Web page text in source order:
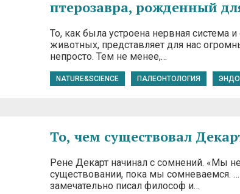
птерозавра, рожденный
То, как была устроена нервная
животных, представляет для нас
непросто. Тем не менее,…
NATURE&SCIENCE ПАЛЕОНТОЛОГИЯ
То, чем существовал
Рене Декарт начинал с сомнений. «Мы
существовании, пока мы сомневаемся.
замечательно писал философ и…